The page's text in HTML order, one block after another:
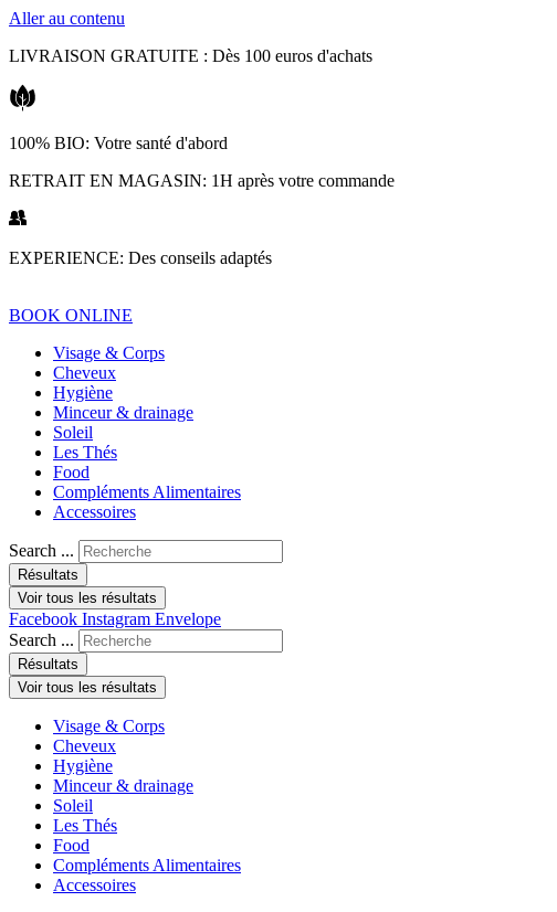
Aller au contenu
LIVRAISON GRATUITE : Dès 100 euros d'achats
100% BIO: Votre santé d'abord
RETRAIT EN MAGASIN: 1H après votre commande
EXPERIENCE: Des conseils adaptés
BOOK ONLINE
Visage & Corps
Cheveux
Hygiène
Minceur & drainage
Soleil
Les Thés
Food
Compléments Alimentaires
Accessoires
Search ...
Résultats
Voir tous les résultats
Facebook Instagram Envelope
Search ...
Résultats
Voir tous les résultats
Visage & Corps
Cheveux
Hygiène
Minceur & drainage
Soleil
Les Thés
Food
Compléments Alimentaires
Accessoires